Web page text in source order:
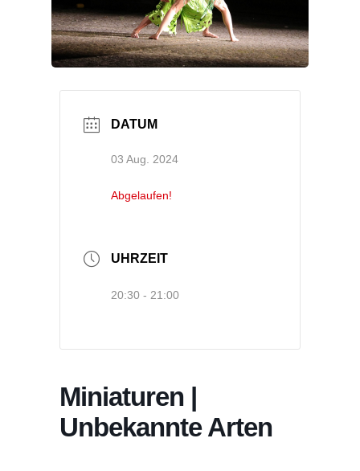
DATUM
03 Aug. 2024
Abgelaufen!
UHRZEIT
20:30 - 21:00
Miniaturen |
Unbekannte Arten